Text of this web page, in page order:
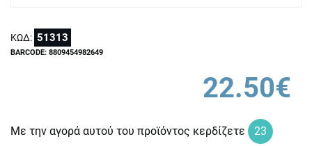
ΚΩΔ: 51313
BARCODE: 8809454982649
22.50€
Με την αγορά αυτού του προϊόντος κερδίζετε
23